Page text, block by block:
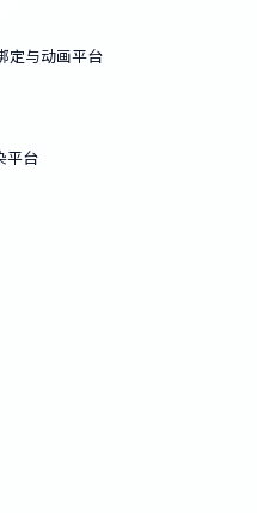
定与动画平台
平台